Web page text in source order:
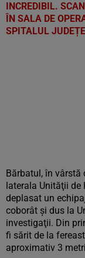
INCREDIBIL.
ÎN SALA DE
SPITALUL
Bărbatul, în vârstă
laterala Unităţii de
deplasat un
coborât şi dus la
investigaţii. Din
fi sărit de la
aproximativ 3